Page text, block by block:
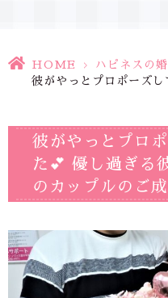
HOME > ハピネスの
彼がやっとプロポーズし
彼がやっとプロ
た💕 優し過ぎる
のカップルのご